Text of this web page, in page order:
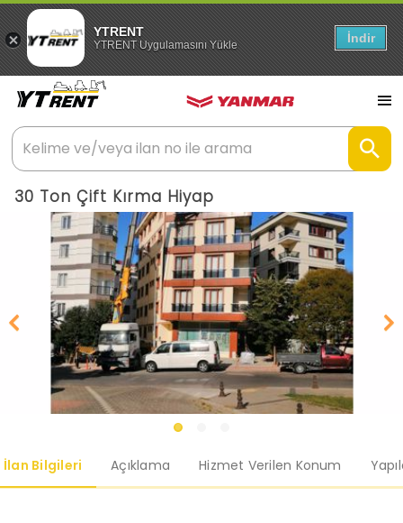
YTRENT
YTRENT Uygulamasını Yükle İndir
30 Ton Çift Kırma Hiyap
İlan Bilgileri Açıklama Hizmet Verilen Konum